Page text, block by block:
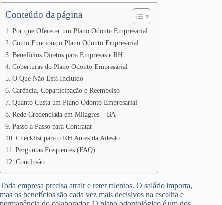
Conteúdo da página
Por que Oferecer um Plano Odonto Empresarial
Como Funciona o Plano Odonto Empresarial
Benefícios Diretos para Empresas e RH
Coberturas do Plano Odonto Empresarial
O Que Não Está Incluído
Carência, Coparticipação e Reembolso
Quanto Custa um Plano Odonto Empresarial
Rede Credenciada em Milagres – BA
Passo a Passo para Contratar
Checklist para o RH Antes da Adesão
Perguntas Frequentes (FAQ)
Conclusão
Toda empresa precisa atrair e reter talentos. O salário importa,
mas os benefícios são cada vez mais decisivos na escolha e
permanência do colaborador. O plano odontológico é um dos